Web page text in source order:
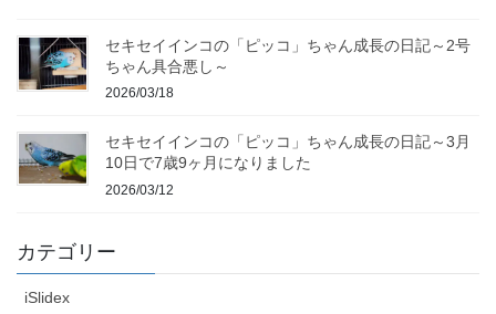
セキセイインコの「ピッコ」ちゃん成長の日記～2号
ちゃん具合悪し～
2026/03/18
セキセイインコの「ピッコ」ちゃん成長の日記～3月
10日で7歳9ヶ月になりました
2026/03/12
カテゴリー
iSlidex